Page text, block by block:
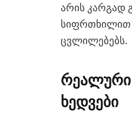
არის კარგად
სიფრთხილით
ცვლილებებს.
რეალური
ხედვები